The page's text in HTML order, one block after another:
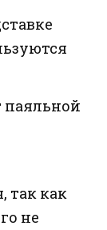
так как
не